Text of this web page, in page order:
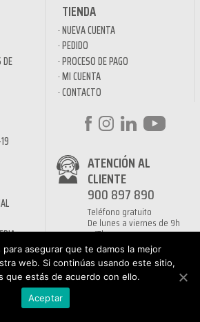
DE
TIENDA
NUEVA CUENTA
PEDIDO
PROCESO DE PAGO
MI CUENTA
CONTACTO
ATENCIÓN AL
CLIENTE
900 897 890
Teléfono gratuito
De lunes a viernes de 9h
a 17h
para asegurar que te damos la mejor
web. Si continúas usando este sitio,
que estás de acuerdo con ello.
Aceptar